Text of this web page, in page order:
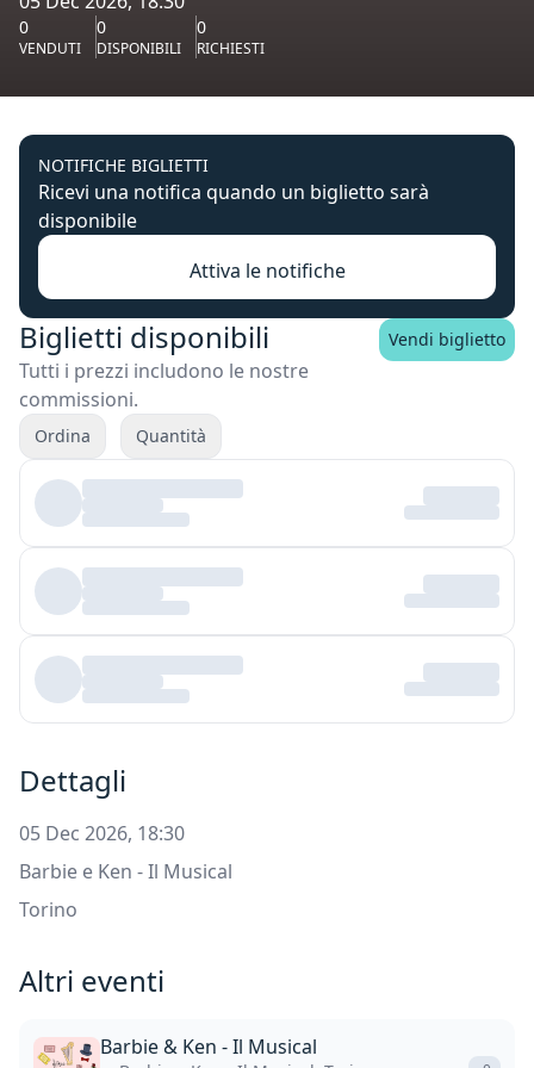
0
VENDUTI
0
DISPONIBILI
0
RICHIESTI
NOTIFICHE BIGLIETTI
Ricevi una notifica quando un biglietto sarà
disponibile
Attiva le notifiche
Biglietti disponibili
Tutti i prezzi includono le nostre
commissioni.
Vendi biglietto
Ordina Quantità
Dettagli
05 Dec 2026, 18:30
Barbie e Ken - Il Musical
Torino
Altri eventi
Barbie & Ken - Il Musical